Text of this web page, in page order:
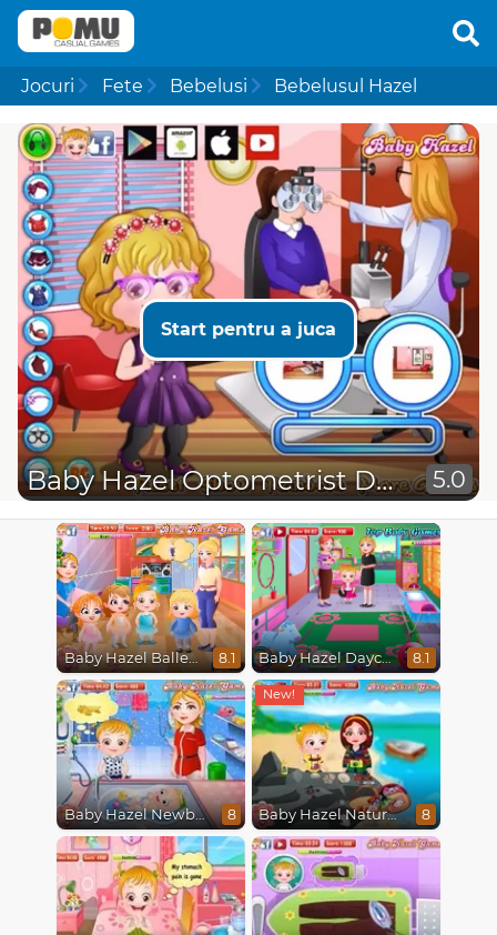
Jocuri Fete Bebelusi Bebelusul Hazel
Start pentru a juca
Baby Hazel Optometrist Dressup 5.0
Baby Hazel Ballerina Dance 8.1 Baby Hazel Daycare 8.1
Baby Hazel Newborn Vaccination 8 Baby Hazel Nature Explorer 8